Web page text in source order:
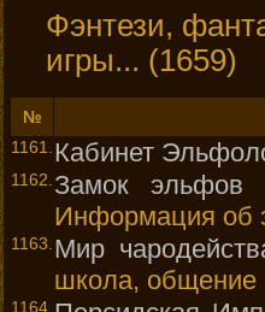
Фэнтези,
игры... (1659)
№
1161. Кабинет
1162. Замок эльфов
Информация об
1163. Мир
школа, общение
1164.